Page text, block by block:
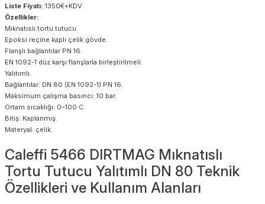
Liste Fiyatı: 1350€+KDV
Özellikler:
Mıknatıslı tortu tutucu.
Epoksi reçine kaplı çelik gövde.
Flanşlı bağlantılar PN 16.
EN 1092-1 düz karşı flanşlarla birleştirilmeli.
Yalıtımlı.
Bağlantılar: DN 80 (EN 1092-1) PN 16.
Maksimum çalışma basıncı: 10 bar.
Ortam sıcaklığı: 0–100 C.
Bitiş: Kaplanmış.
Materyal: çelik.
Caleffi 5466 DIRTMAG Mıknatıslı
Tortu Tutucu Yalıtımlı DN 80 Teknik
Özellikleri ve Kullanım Alanları